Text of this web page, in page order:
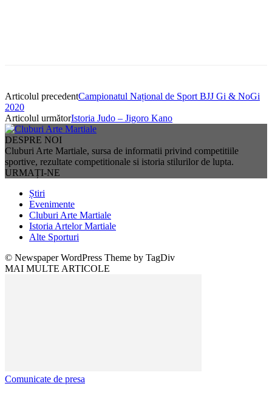
Articolul precedentCampionatul Național de Sport BJJ Gi & NoGi
2020
Articolul următorIstoria Judo – Jigoro Kano
DESPRE NOI
Cluburi Arte Martiale, sursa de informatii privind competitiile
sportive, rezultate competitionale si istoria stilurilor de lupta.
URMAȚI-NE
Știri
Evenimente
Cluburi Arte Martiale
Istoria Artelor Martiale
Alte Sporturi
© Newspaper WordPress Theme by TagDiv
MAI MULTE ARTICOLE
Comunicate de presa